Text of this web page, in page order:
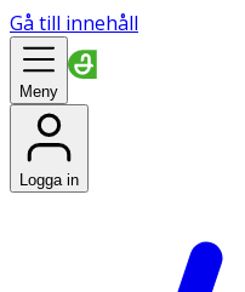
Gå till innehåll
Meny
Logga in